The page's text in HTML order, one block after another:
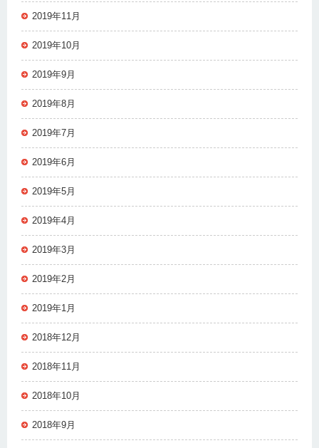
2019年11月
2019年10月
2019年9月
2019年8月
2019年7月
2019年6月
2019年5月
2019年4月
2019年3月
2019年2月
2019年1月
2018年12月
2018年11月
2018年10月
2018年9月